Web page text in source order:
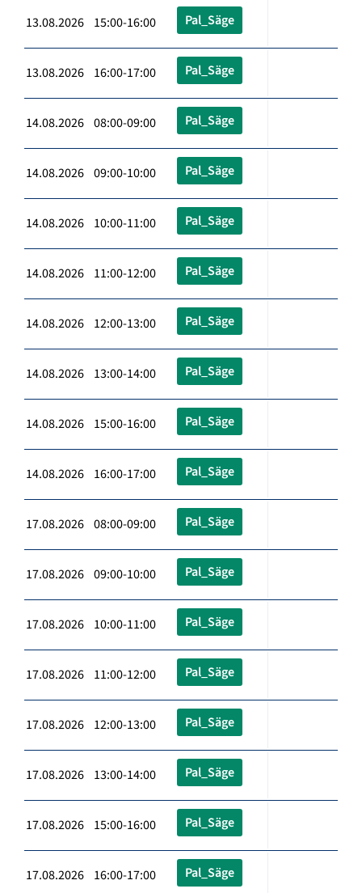
13.08.2026 15:00-16:00 Pal_Säge
13.08.2026 16:00-17:00 Pal_Säge
14.08.2026 08:00-09:00 Pal_Säge
14.08.2026 09:00-10:00 Pal_Säge
14.08.2026 10:00-11:00 Pal_Säge
14.08.2026 11:00-12:00 Pal_Säge
14.08.2026 12:00-13:00 Pal_Säge
14.08.2026 13:00-14:00 Pal_Säge
14.08.2026 15:00-16:00 Pal_Säge
14.08.2026 16:00-17:00 Pal_Säge
17.08.2026 08:00-09:00 Pal_Säge
17.08.2026 09:00-10:00 Pal_Säge
17.08.2026 10:00-11:00 Pal_Säge
17.08.2026 11:00-12:00 Pal_Säge
17.08.2026 12:00-13:00 Pal_Säge
17.08.2026 13:00-14:00 Pal_Säge
17.08.2026 15:00-16:00 Pal_Säge
17.08.2026 16:00-17:00 Pal_Säge